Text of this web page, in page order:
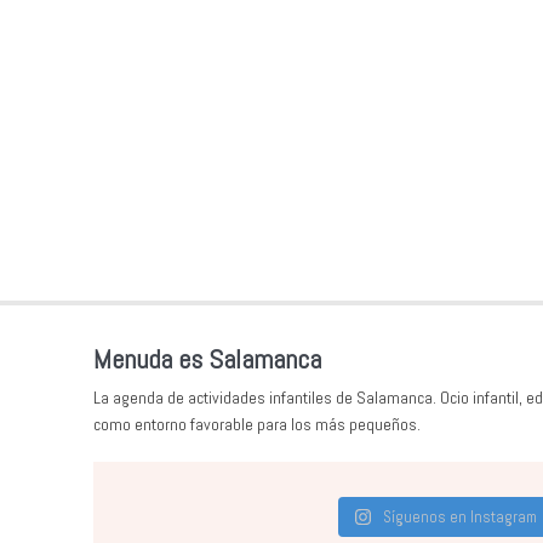
Menuda es Salamanca
La agenda de actividades infantiles de Salamanca. Ocio infantil,
como entorno favorable para los más pequeños.
Síguenos en Instagram